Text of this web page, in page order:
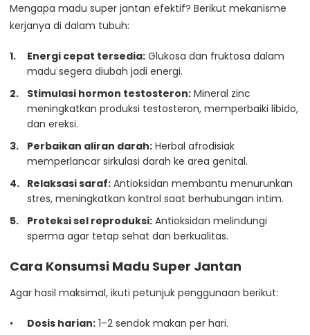
Mengapa madu super jantan efektif? Berikut mekanisme
kerjanya di dalam tubuh:
Energi cepat tersedia: Glukosa dan fruktosa dalam
madu segera diubah jadi energi.
Stimulasi hormon testosteron: Mineral zinc
meningkatkan produksi testosteron, memperbaiki libido,
dan ereksi.
Perbaikan aliran darah: Herbal afrodisiak
memperlancar sirkulasi darah ke area genital.
Relaksasi saraf: Antioksidan membantu menurunkan
stres, meningkatkan kontrol saat berhubungan intim.
Proteksi sel reproduksi: Antioksidan melindungi
sperma agar tetap sehat dan berkualitas.
Cara Konsumsi Madu Super Jantan
Agar hasil maksimal, ikuti petunjuk penggunaan berikut:
Dosis harian: 1–2 sendok makan per hari.